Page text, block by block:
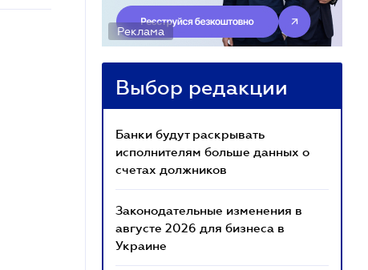
Реклама
Выбор редакции
Банки будут раскрывать
исполнителям больше данных о
счетах должников
Законодательные изменения в
августе 2026 для бизнеса в
Украине